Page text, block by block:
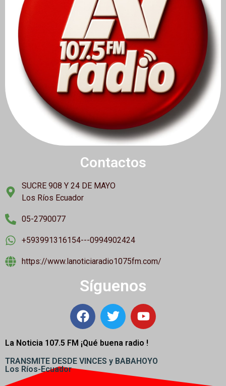
Contactos
SUCRE 908 Y 24 DE MAYO
Los Ríos Ecuador
05-2790077
+593991316154---0994902424
https://www.lanoticiaradio1075fm.com/
Síguenos
La Noticia 107.5 FM ¡Qué buena radio !
TRANSMITE DESDE VINCES y BABAHOYO
Los Ríos-Ecuador